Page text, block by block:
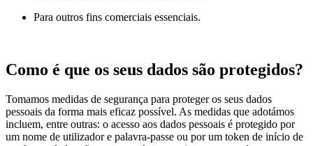
Para outros fins comerciais essenciais.
Como é que os seus dados são protegidos?
Tomamos medidas de segurança para proteger os seus dados
pessoais da forma mais eficaz possível. As medidas que adotámos
incluem, entre outras: o acesso aos dados pessoais é protegido por
um nome de utilizador e palavra-passe ou por um token de início de